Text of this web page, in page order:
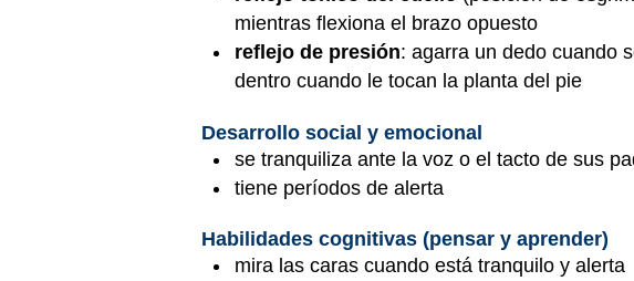
mientras flexiona el brazo opuesto
reflejo de presión: agarra un dedo cuando
dentro cuando le tocan la planta del pie
Desarrollo social y emocional
se tranquiliza ante la voz o el tacto de sus
tiene períodos de alerta
Habilidades cognitivas (pensar y aprender)
mira las caras cuando está tranquilo y alerta